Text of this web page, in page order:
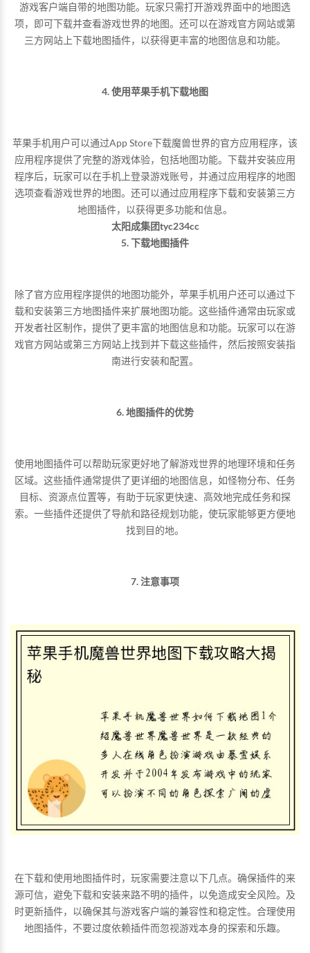
游戏客户端自带的地图功能。玩家只需打开游戏界面中的地图选
项，即可下载并查看游戏世界的地图。还可以在游戏官方网站或第
三方网站上下载地图插件，以获得更丰富的地图信息和功能。
4. 使用苹果手机下载地图
苹果手机用户可以通过App Store下载魔兽世界的官方应用程序，该
应用程序提供了完整的游戏体验，包括地图功能。下载并安装应用
程序后，玩家可以在手机上登录游戏账号，并通过应用程序的地图
选项查看游戏世界的地图。还可以通过应用程序下载和安装第三方
地图插件，以获得更多功能和信息。
太阳成集团tyc234cc
5. 下载地图插件
除了官方应用程序提供的地图功能外，苹果手机用户还可以通过下
载和安装第三方地图插件来扩展地图功能。这些插件通常由玩家或
开发者社区制作，提供了更丰富的地图信息和功能。玩家可以在游
戏官方网站或第三方网站上找到并下载这些插件，然后按照安装指
南进行安装和配置。
6. 地图插件的优势
使用地图插件可以帮助玩家更好地了解游戏世界的地理环境和任务
区域。这些插件通常提供了更详细的地图信息，如怪物分布、任务
目标、资源点位置等，有助于玩家更快速、高效地完成任务和探
索。一些插件还提供了导航和路径规划功能，使玩家能够更方便地
找到目的地。
7. 注意事项
在下载和使用地图插件时，玩家需要注意以下几点。确保插件的来
源可信，避免下载和安装来路不明的插件，以免造成安全风险。及
时更新插件，以确保其与游戏客户端的兼容性和稳定性。合理使用
地图插件，不要过度依赖插件而忽视游戏本身的探索和乐趣。